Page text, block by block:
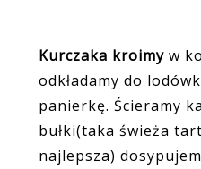
Kurczaka kroimyw
odkładamy do
panierkę. Ścieramy
bułki(taka świeża
najlepsza)